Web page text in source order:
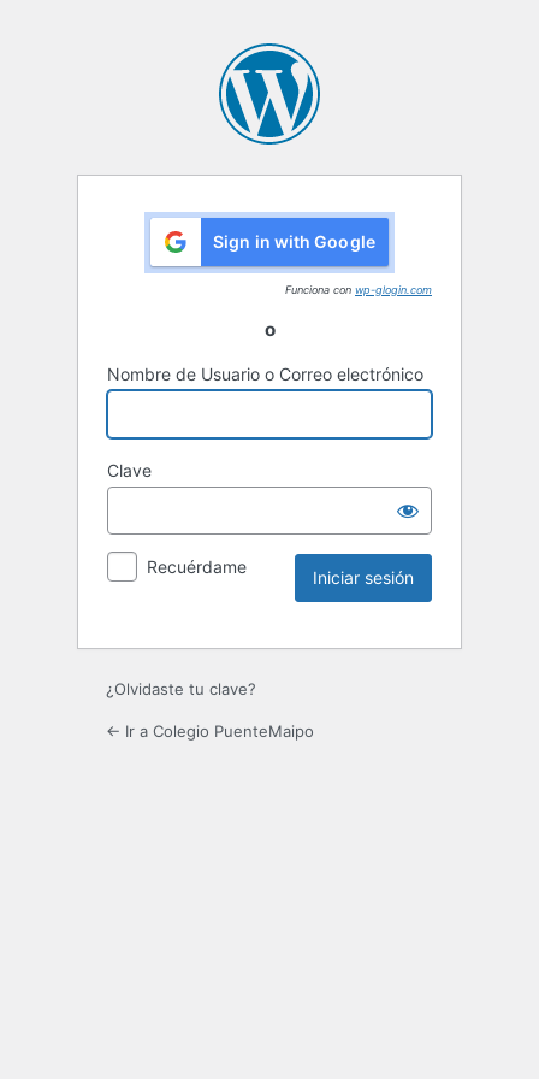
Sign in with Google
Funciona con wp-glogin.com
o
Nombre de Usuario o Correo electrónico
Clave
Recuérdame
¿Olvidaste tu clave?
← Ir a Colegio PuenteMaipo